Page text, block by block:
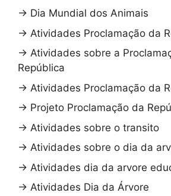
→ Dia Mundial dos Animais
→ Atividades Proclamação da
→ Atividades sobre a
República
→ Atividades Proclamação da
→ Projeto Proclamação da
→ Atividades sobre o transito
→ Atividades sobre o dia da
→ Atividades dia da arvore
→ Atividades Dia da Árvore